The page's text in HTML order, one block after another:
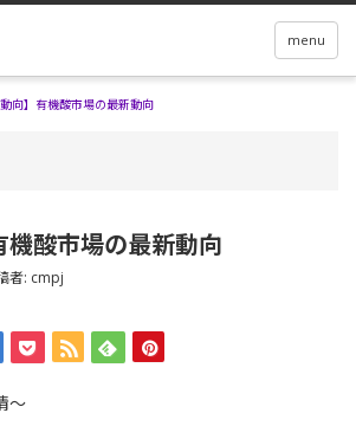
menu
動向】有機酸市場の最新動向
機酸市場の最新動向
者: cmpj
～